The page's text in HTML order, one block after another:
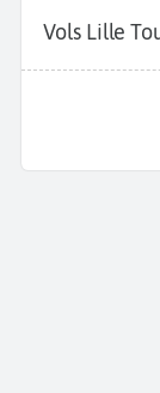
Vols Lille